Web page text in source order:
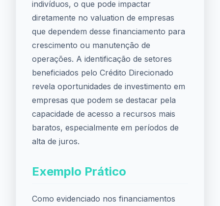
indivíduos, o que pode impactar
diretamente no valuation de empresas
que dependem desse financiamento para
crescimento ou manutenção de
operações. A identificação de setores
beneficiados pelo Crédito Direcionado
revela oportunidades de investimento em
empresas que podem se destacar pela
capacidade de acesso a recursos mais
baratos, especialmente em períodos de
alta de juros.
Exemplo Prático
Como evidenciado nos financiamentos